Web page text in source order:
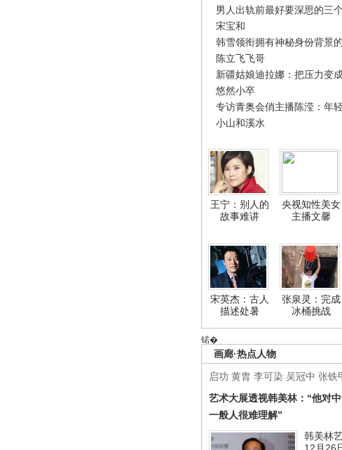
男人出轨前最好要深思的三
宋宝和
韩雪领衔拥有神秘身份背景
陈立飞飞哥
新疆姑娘迪拉娜：把压力变
悠然小卒
专访青奥会俏主播陈滢：年
小山和溪水
王宁：别人的
故事难讲
央视知性美女
主播文馨
宋英杰：古人
描述处暑
张泉灵：完成
冰桶挑战
锘�
画廊·热点人物
启功 黄胄 李可染 吴冠中 张铁
艺术大展透视韩美林：“他对
一般人很难理解”
韩美林